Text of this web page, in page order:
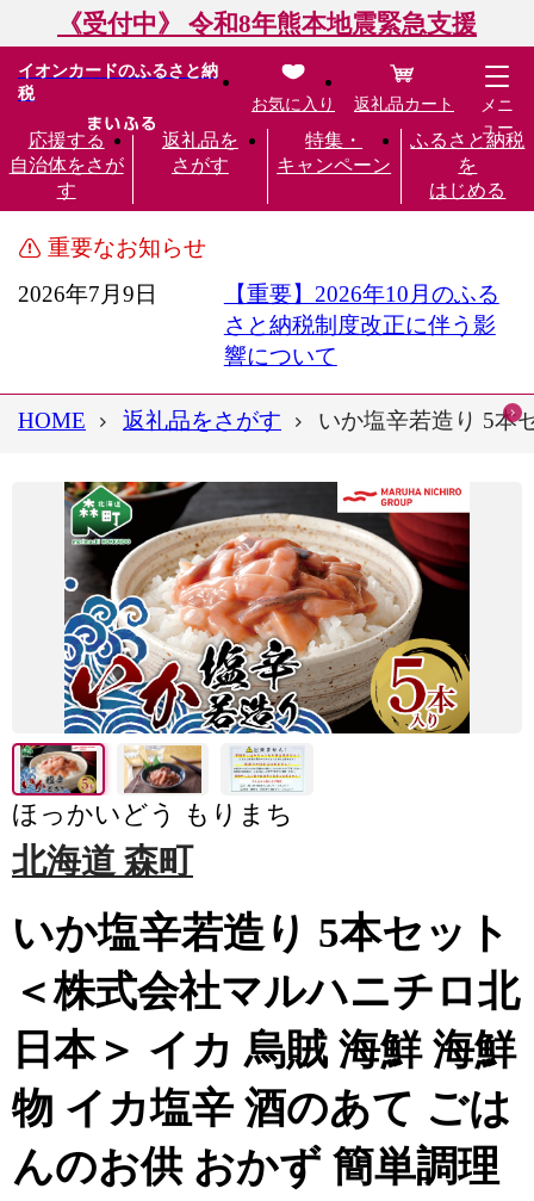
《受付中》 令和8年熊本地震緊急支援
イオンカードのふるさと納
税
応援する
自治体をさが
す
返礼品を
さがす
特集・
キャンペーン
ふるさと納税
を
はじめる
お気に入り 返礼品カート
メニ
ュー
重要なお知らせ
2026年7月9日
【重要】2026年10月のふる
さと納税制度改正に伴う影
響について
HOME 返礼品をさがす いか塩辛若造り 5本
ほっかいどう もりまち
北海道 森町
いか塩辛若造り 5本セット
＜株式会社マルハニチロ北
日本＞ イカ 烏賊 海鮮 海鮮
物 イカ塩辛 酒のあて ごは
んのお供 おかず 簡単調理